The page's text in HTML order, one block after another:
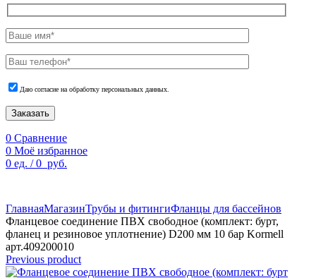
Даю согласие на обработку персональных данных.
Заказать
0 Сравнение
0 Моё избранное
0 ед. / 0 руб.
ГлавнаяМагазинТрубы и фитингиФланцы для бассейнов
Фланцевое соединение ПВХ свободное (комплект: бурт,
фланец и резиновое уплотнение) D200 мм 10 бар Kormell
арт.409200010
Previous product